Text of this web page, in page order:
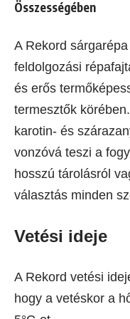
Összességében
A Rekord
feldolgozási
és erős
termesztők
karotin- és
vonzóvá teszi a
hosszú tárolásról
választás minden
Vetési ideje
A Rekord vetési
hogy a vetéskor a